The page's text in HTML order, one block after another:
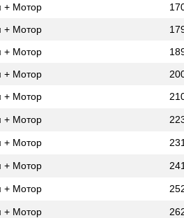
+ Мотор
+ Мотор
+ Мотор
+ Мотор
+ Мотор
+ Мотор
+ Мотор
+ Мотор
+ Мотор
+ Мотор